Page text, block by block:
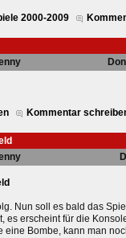
2000-2009
Kommentar
Nun soll es bald das
es erscheint für die
Bombe, kann man